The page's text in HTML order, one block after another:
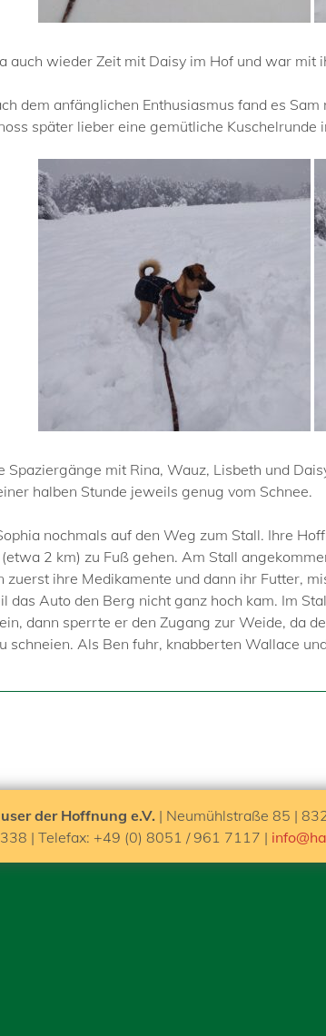
auch wieder Zeit mit Daisy im Hof und war mit
dem anfänglichen Enthusiasmus fand es
später lieber eine gemütliche Kuschelrunde
Spaziergänge mit Rina, Wauz, Lisbeth und
halben Stunde jeweils genug vom Schnee.
nochmals auf den Weg zum Stall. Ihre
2 km) zu Fuß gehen. Am Stall
zuerst ihre Medikamente und dann ihr Futter,
das Auto den Berg nicht ganz hoch kam. Im
dann sperrte er den Zugang zur Weide, da
schneien. Als Ben fuhr, knabberten Wallace
der Hoffnung e.V. | Neumühlstraße 85 |
| Telefax: +49 (0) 8051 / 961 7117 |